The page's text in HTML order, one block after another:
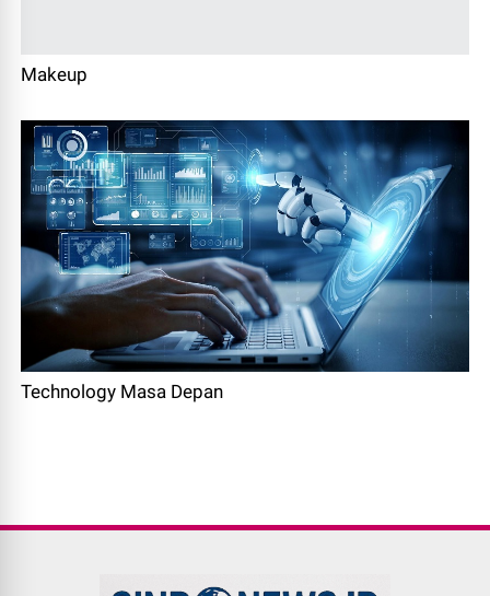
Makeup
Technology Masa Depan